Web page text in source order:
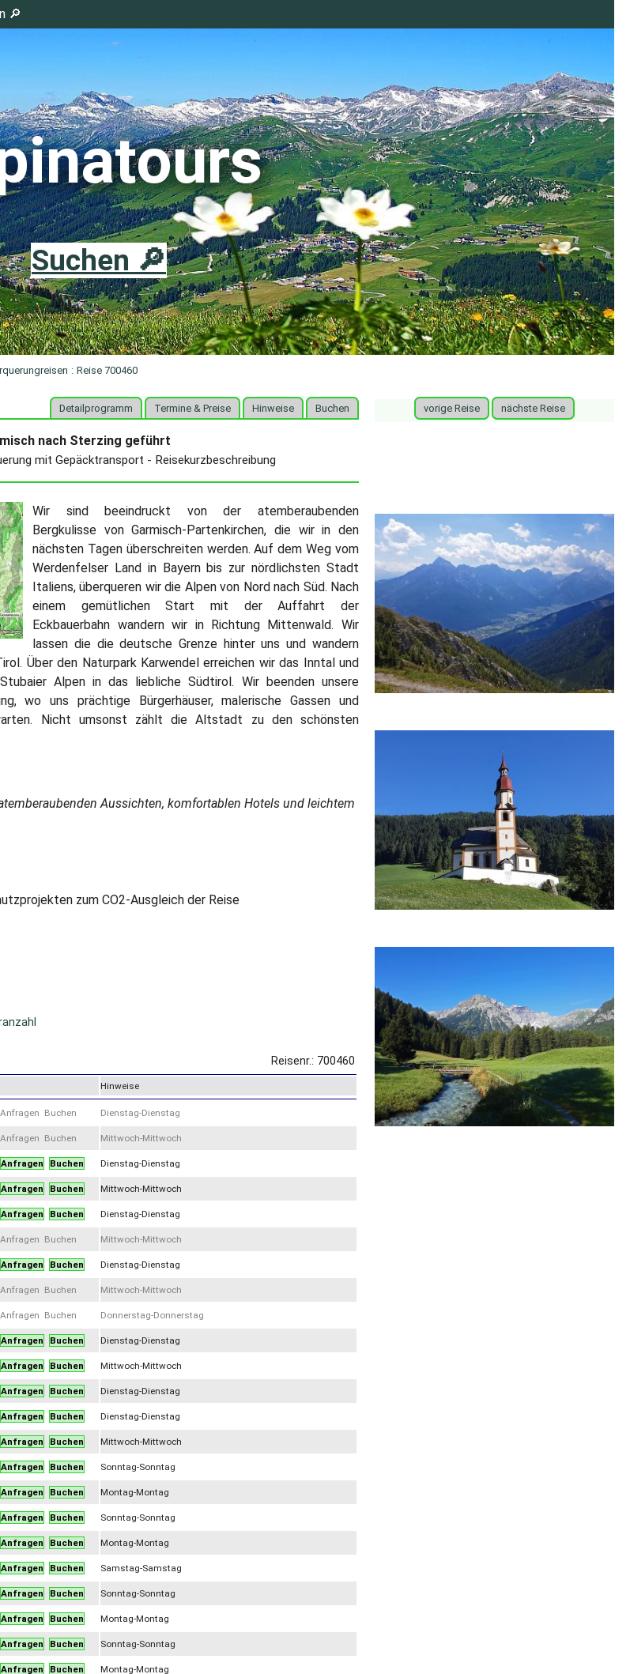
🔎
Suchen 🔎
: Reise 700460
Detailprogramm Termine & Preise Hinweise Buchen
nach Sterzing geführt
mit Gepäcktransport - Reisekurzbeschreibung
Wir sind beeindruckt von der atemberaubenden
Bergkulisse von Garmisch-Partenkirchen, die wir in den
nächsten Tagen überschreiten werden. Auf dem Weg vom
Werdenfelser Land in Bayern bis zur nördlichsten Stadt
Italiens, überqueren wir die Alpen von Nord nach Süd. Nach
einem gemütlichen Start mit der Auffahrt der
Eckbauerbahn wandern wir in Richtung Mittenwald. Wir
lassen die die deutsche Grenze hinter uns und wandern
Über den Naturpark Karwendel erreichen wir das Inntal und
Alpen in das liebliche Südtirol. Wir beenden unsere
wo uns prächtige Bürgerhäuser, malerische Gassen und
Nicht umsonst zählt die Altstadt zu den schönsten
Aussichten, komfortablen Hotels und leichtem
zum CO2-Ausgleich der Reise
Reisenr.: 700460
Hinweise
Anfragen Buchen Dienstag-Dienstag
Anfragen Buchen Mittwoch-Mittwoch
Anfragen Buchen Dienstag-Dienstag
Anfragen Buchen Mittwoch-Mittwoch
Anfragen Buchen Dienstag-Dienstag
Anfragen Buchen Mittwoch-Mittwoch
Anfragen Buchen Dienstag-Dienstag
Anfragen Buchen Mittwoch-Mittwoch
Anfragen Buchen Donnerstag-Donnerstag
Anfragen Buchen Dienstag-Dienstag
Anfragen Buchen Mittwoch-Mittwoch
Anfragen Buchen Dienstag-Dienstag
Anfragen Buchen Dienstag-Dienstag
Anfragen Buchen Mittwoch-Mittwoch
Anfragen Buchen Sonntag-Sonntag
Anfragen Buchen Montag-Montag
Anfragen Buchen Sonntag-Sonntag
Anfragen Buchen Montag-Montag
Anfragen Buchen Samstag-Samstag
Anfragen Buchen Sonntag-Sonntag
Anfragen Buchen Montag-Montag
Anfragen Buchen Sonntag-Sonntag
Anfragen Buchen Montag-Montag
vorige Reise nächste Reise